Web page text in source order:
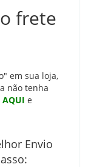
frete
em sua loja,
não tenha
AQUI e
Envio